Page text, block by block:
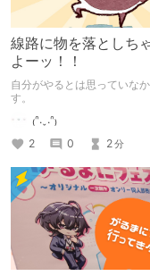
線路に物を落としち
よーッ！！
自分がやるとは思っていな
す。
₍ᐢ.ˬ.ᐢ₎
2
0 2分